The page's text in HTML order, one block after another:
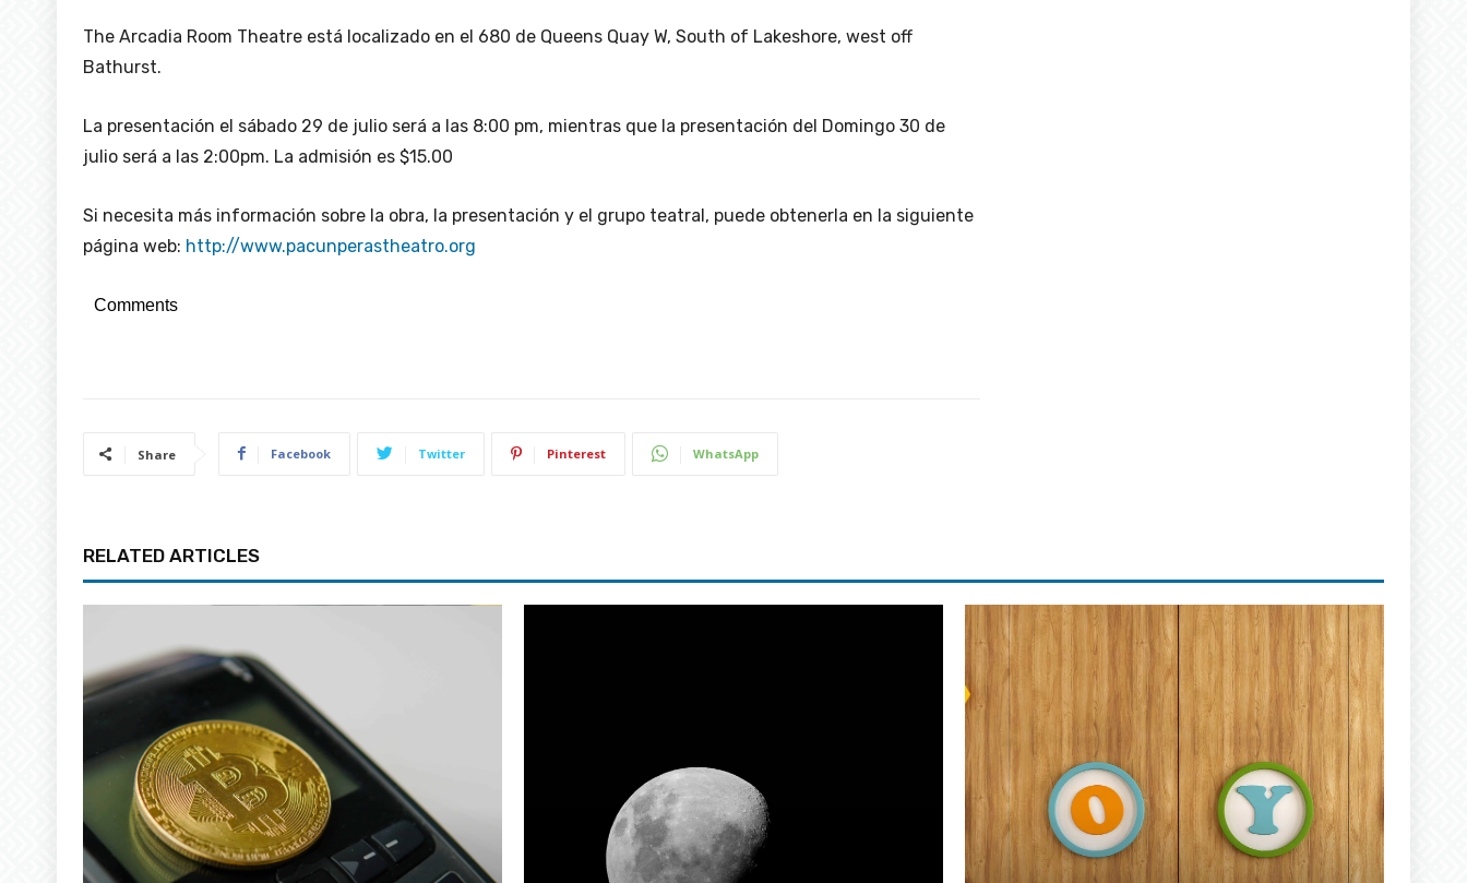
The Arcadia Room Theatre está localizado en el 680 de Queens Quay W, South of Lakeshore, west off
Bathurst.
La presentación el sábado 29 de julio será a las 8:00 pm, mientras que la presentación del Domingo 30 de
julio será a las 2:00pm. La admisión es $15.00
Si necesita más información sobre la obra, la presentación y el grupo teatral, puede obtenerla en la siguiente
página web: http://www.pacunperastheatro.org
Comments
Share Facebook Twitter Pinterest WhatsApp
RELATED ARTICLES